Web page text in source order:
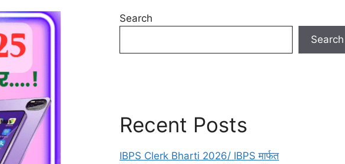
Search
Search
Recent Posts
IBPS Clerk Bharti 2026/ IBPS मार्फत